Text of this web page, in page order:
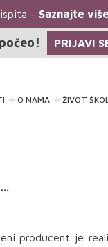
-Saznajte više!
PRIJAVI
O NAMA ŽIVOT
producent je